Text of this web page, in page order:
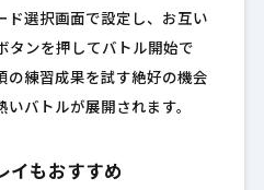
ド選択画面で設定し、お互い
タンを押してバトル開始で
の練習成果を試す絶好の機会
いバトルが展開されます。
イもおすすめ